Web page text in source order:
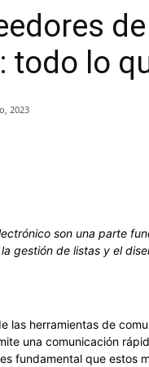
todo lo
2023
son una parte
gestión de listas y el
las herramientas de
una comunicación
fundamental que estos